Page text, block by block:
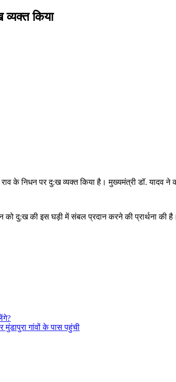
व्यक्त किया
राव के निधन पर दु:ख व्यक्त किया है। मुख्यमंत्री डॉ.
को दु:ख की इस घड़ी में संबल प्रदान करने की प्रार्थना की है।
गांवों के पास पहुंची